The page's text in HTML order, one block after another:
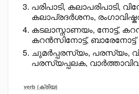
പരിപാടി, കലാപരിപാടി,
കലാപ്രദർശനം,
കടലാസ്നാണയം, നോട്ട്,
കറൻസിനോട്ട്, ബാരേനോട്ട്
ചുമർപ്പരസ്യം, പരസ്യം,
പരസ്യപ്പലക,
verb (ക്രിയ)